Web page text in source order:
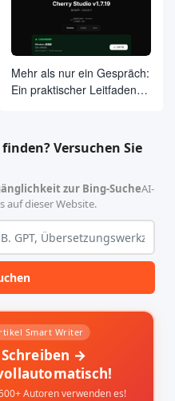
Mehr als nur ein Gespräch:
Ein praktischer Leitfaden
mit einem KlickVersuchen Sie
zur Bing-SucheAI-
auf dieser Website.
Smart Writer
→
Autoren verwenden es!